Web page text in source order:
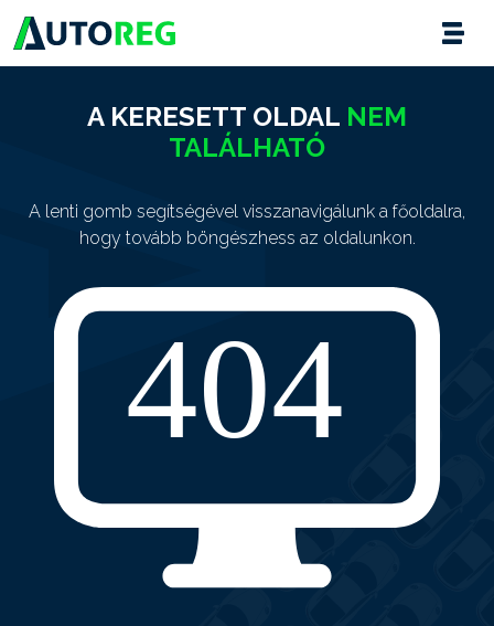
A KERESETT OLDAL NEM
TALÁLHATÓ
A lenti gomb segítségével visszanavigálunk a főoldalra,
hogy tovább böngészhess az oldalunkon.